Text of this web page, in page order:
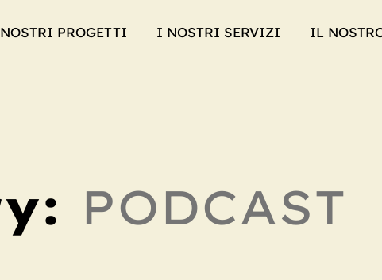
PROGETTI I NOSTRI SERVIZI IL
PODCAST